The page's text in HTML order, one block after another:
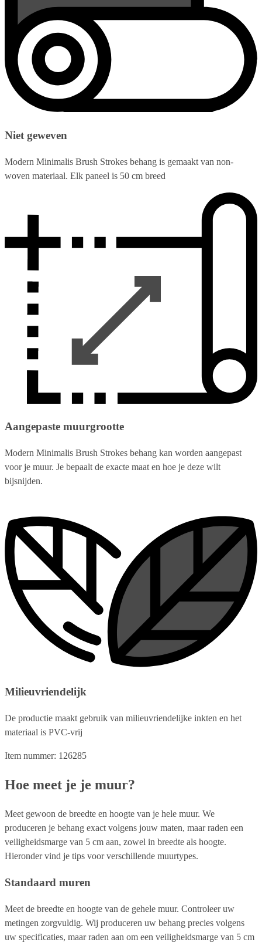
Niet geweven
Modern Minimalis Brush Strokes behang is gemaakt van non-
woven materiaal. Elk paneel is 50 cm breed
Aangepaste muurgrootte
Modern Minimalis Brush Strokes behang kan worden aangepast
voor je muur. Je bepaalt de exacte maat en hoe je deze wilt
bijsnijden.
Milieuvriendelijk
De productie maakt gebruik van milieuvriendelijke inkten en het
materiaal is PVC-vrij
Item nummer: 126285
Hoe meet je je muur?
Meet gewoon de breedte en hoogte van je hele muur. We
produceren je behang exact volgens jouw maten, maar raden een
veiligheidsmarge van 5 cm aan, zowel in breedte als hoogte.
Hieronder vind je tips voor verschillende muurtypes.
Standaard muren
Meet de breedte en hoogte van de gehele muur. Controleer uw
metingen zorgvuldig. Wij produceren uw behang precies volgens
uw specificaties, maar raden aan om een veiligheidsmarge van 5 cm